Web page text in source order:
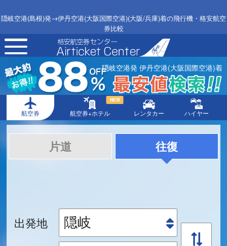
隠岐空港(島根)発→伊丹空港(大阪国際空港)(大阪/兵庫)着の飛行機・格安航空
券比較
toggle
navigation
隠岐空港発 伊丹空港(大阪国際空港)着
航空券 航空券+ホテル
NEW
レンタカー ハイヤー
片道 往復
出発地